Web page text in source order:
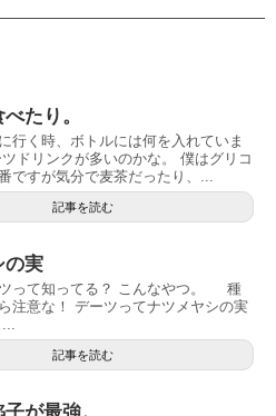
たり。
行く時、ボトルには何を入れていま
ドリンクが多いのかな。 僕はグリコ
ですが気分で麦茶だったり、...
記事を読む
の実
って知ってる？ こんなやつ。 種
注意な！ デーツってナツメヤシの実
記事を読む